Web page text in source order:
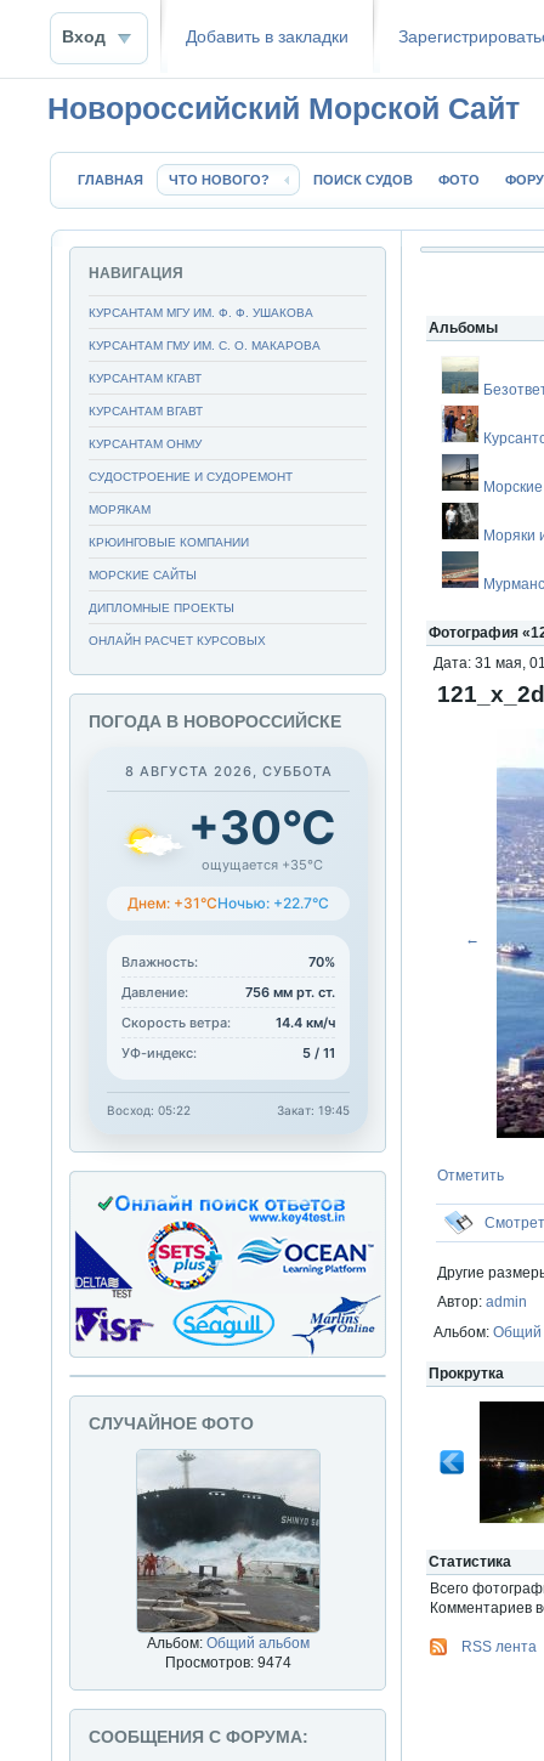
Вход Добавить в закладки
Новороссийский Морской Сайт
ГЛАВНАЯ ЧТО НОВОГО? ПОИСК СУДОВ ФОТО
Альбомы
Моряки
Фотография
Дата: 31 мая,
←
Отметить
Другие
Автор:admin
Альбом:Общий
Прокрутка
Статистика
Всего
Комментариев
RSS лента
НАВИГАЦИЯ
КУРСАНТАМ МГУ ИМ. Ф. Ф. УШАКОВА
КУРСАНТАМ ГМУ ИМ. С. О. МАКАРОВА
КУРСАНТАМ КГАВТ
КУРСАНТАМ ВГАВТ
КУРСАНТАМ ОНМУ
СУДОСТРОЕНИЕ И СУДОРЕМОНТ
МОРЯКАМ
КРЮИНГОВЫЕ КОМПАНИИ
МОРСКИЕ САЙТЫ
ДИПЛОМНЫЕ ПРОЕКТЫ
ОНЛАЙН РАСЧЕТ КУРСОВЫХ
ПОГОДА В НОВОРОССИЙСКЕ
8 АВГУСТА 2026, СУББОТА
+30°C
ощущается +35°C
Днем: +31°CНочью: +22.7°C
Влажность:
70%
Давление:
756 мм рт. ст.
Скорость ветра:
14.4 км/ч
УФ-индекс:
5 / 11
Восход: 05:22 Закат: 19:45
СЛУЧАЙНОЕ ФОТО
Альбом: Общий альбом
Просмотров: 9474
СООБЩЕНИЯ С ФОРУМА: